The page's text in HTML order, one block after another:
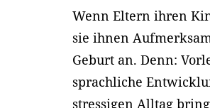
Wenn Eltern ihren
sie ihnen
Geburt an. Denn:
sprachliche
stressigen Alltag